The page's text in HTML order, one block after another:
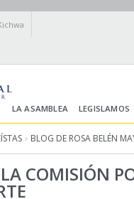
LA ASAMBLEA LEGISLAMOS
» BLOG DE ROSA BELÉN
COMISIÓN